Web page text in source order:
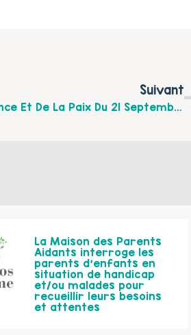
Suivant
8ème Quinzaine De La Non-Violence Et De La Paix Du 21 Septembre Au 2 Octobre 2016
La Maison des Parents
Aidants interroge les
parents d’enfants en
situation de handicap
et/ou malades pour
recueillir leurs besoins
et attentes